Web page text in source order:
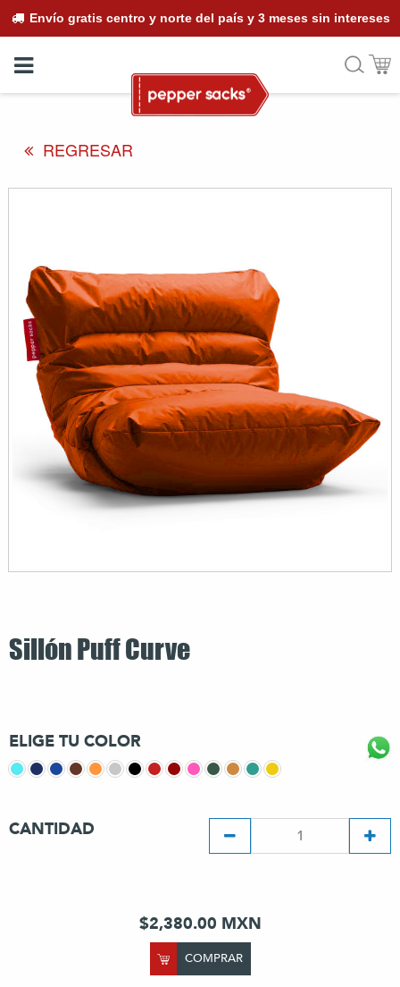
+52 (33) 4357 0550
+52 (33) 2636 2598
Envío gratis centro y norte del país y 3 meses sin intereses
REGRESAR
Sillón Puff Curve
ELIGE TU COLOR
CANTIDAD
$2,380.00 MXN
COMPRAR